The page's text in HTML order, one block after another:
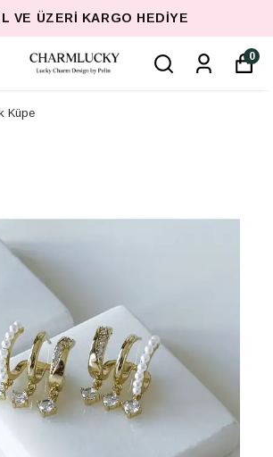
VE ÜZERI KARGO HEDIYE
0
Küpe